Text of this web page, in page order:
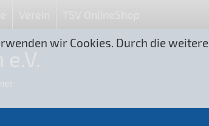
wir Cookies. Durch die weitere